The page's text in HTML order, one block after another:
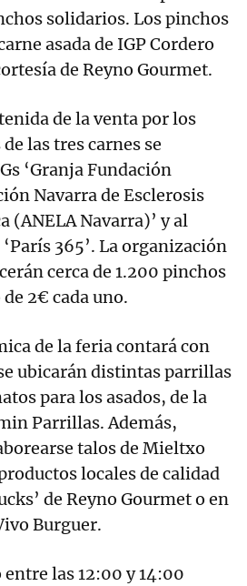
solidarios. Los pinchos
asada de IGP Cordero
de Reyno Gourmet.
de la venta por los
las tres carnes se
‘Granja Fundación
Navarra de Esclerosis
(ANELA Navarra)’ y al
365’. La organización
cerca de 1.200 pinchos
2€ cada uno.
de la feria contará con
ubicarán distintas parrillas
para los asados, de la
Parrillas. Además,
talos de Mieltxo
locales de calidad
de Reyno Gourmet o en
Burguer.
entre las 12:00 y 14:00